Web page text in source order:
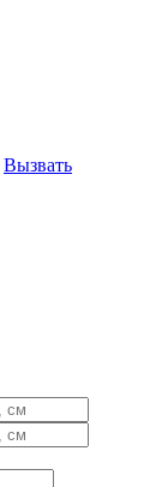
Вызвать